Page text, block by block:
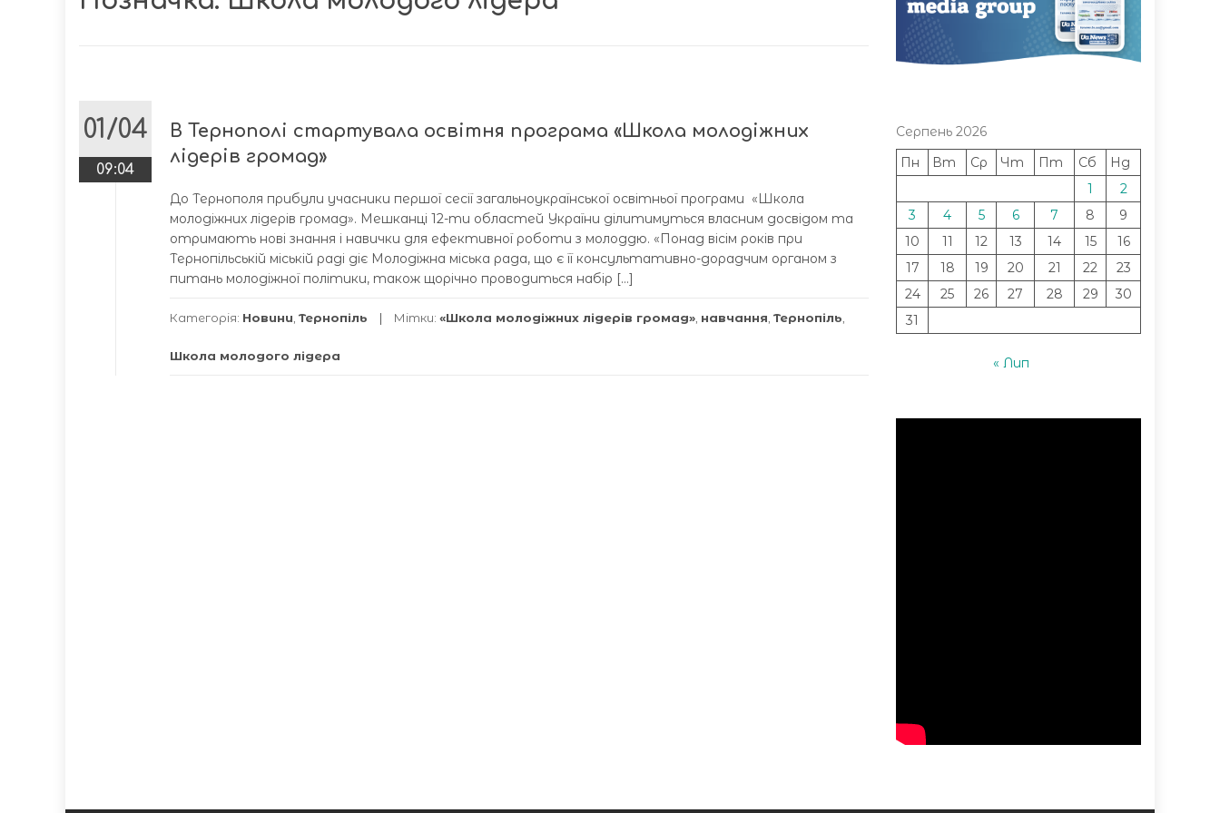
01/04
09:04
В Тернополі стартувала освітня програма «Школа молодіжних
лідерів громад»
До Тернополя прибули учасники першої сесії загальноукраїнської освітньої програми «Школа
молодіжних лідерів громад». Мешканці 12-ти областей України ділитимуться власним досвідом та
отримають нові знання і навички для ефективної роботи з молоддю. «Понад вісім років при
Тернопільській міській раді діє Молодіжна міська рада, що є її консультативно-дорадчим органом з
питань молодіжної політики, також щорічно проводиться набір […]
Категорія: Новини Тернопіль Мітки: «Школа молодіжних лідерів громад» навчання Тернопіль
Школа молодого лідера
Серпень 2026
Пн
Вт Ср Чт Пт Сб
Нд
1
2
3
4 5 6 7 8
9
10
11 12 13 14 15
16
17
18 19 20 21 22
23
24
25 26 27 28 29
30
31
« Лип